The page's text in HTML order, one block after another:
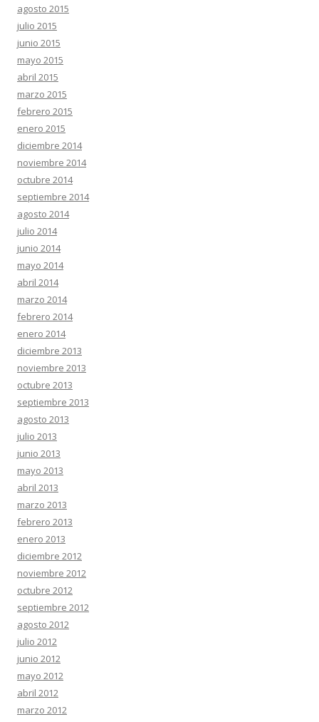
agosto 2015
julio 2015
junio 2015
mayo 2015
abril 2015
marzo 2015
febrero 2015
enero 2015
diciembre 2014
noviembre 2014
octubre 2014
septiembre 2014
agosto 2014
julio 2014
junio 2014
mayo 2014
abril 2014
marzo 2014
febrero 2014
enero 2014
diciembre 2013
noviembre 2013
octubre 2013
septiembre 2013
agosto 2013
julio 2013
junio 2013
mayo 2013
abril 2013
marzo 2013
febrero 2013
enero 2013
diciembre 2012
noviembre 2012
octubre 2012
septiembre 2012
agosto 2012
julio 2012
junio 2012
mayo 2012
abril 2012
marzo 2012